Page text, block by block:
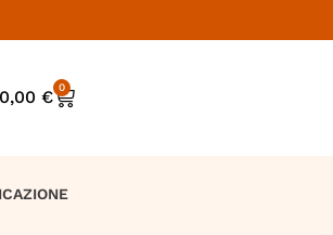
0,00 € 0